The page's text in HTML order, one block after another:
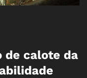
de calote da